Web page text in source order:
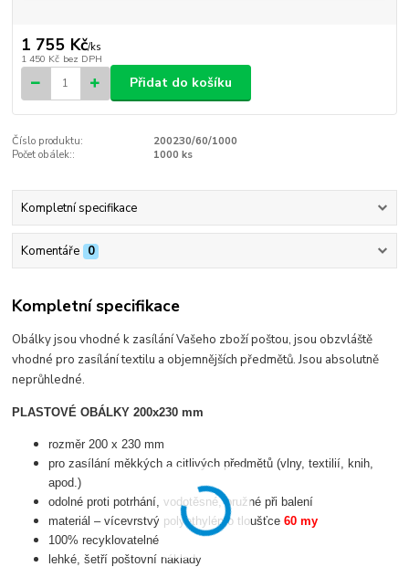
1 755 Kč/ks
1 450 Kč bez DPH
Přidat do košíku
Číslo produktu:
200230/60/1000
Počet obálek::
1000 ks
Kompletní specifikace
Komentáře 0
Kompletní specifikace
Obálky jsou vhodné k zasílání Vašeho zboží poštou, jsou obzvláště
vhodné pro zasílání textilu a objemnějších předmětů. Jsou absolutně
neprůhledné.
PLASTOVÉ OBÁLKY 200x230 mm
rozměr 200 x 230 mm
pro zasílání měkkých a citlivých předmětů (vlny, textilií, knih,
apod.)
odolné proti potrhání, vodotěsné, pružné při balení
materiál – vícevrstvý polyethylén o tloušťce60 my
100% recyklovatelné
lehké, šetří poštovní náklady